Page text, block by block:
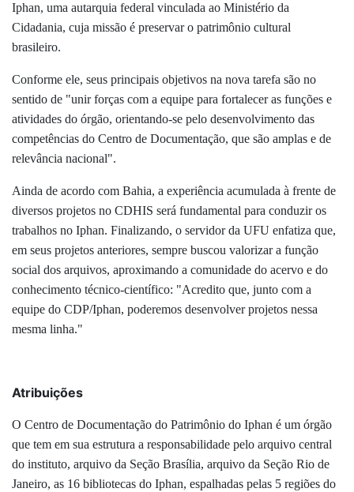
Iphan, uma autarquia federal vinculada ao Ministério da
Cidadania, cuja missão é preservar o patrimônio cultural
brasileiro.
Conforme ele, seus principais objetivos na nova tarefa são no
sentido de "unir forças com a equipe para fortalecer as funções e
atividades do órgão, orientando-se pelo desenvolvimento das
competências do Centro de Documentação, que são amplas e de
relevância nacional".
Ainda de acordo com Bahia, a experiência acumulada à frente de
diversos projetos no CDHIS será fundamental para conduzir os
trabalhos no Iphan. Finalizando, o servidor da UFU enfatiza que,
em seus projetos anteriores, sempre buscou valorizar a função
social dos arquivos, aproximando a comunidade do acervo e do
conhecimento técnico-científico: "Acredito que, junto com a
equipe do CDP/Iphan, poderemos desenvolver projetos nessa
mesma linha."
Atribuições
O Centro de Documentação do Patrimônio do Iphan é um órgão
que tem em sua estrutura a responsabilidade pelo arquivo central
do instituto, arquivo da Seção Brasília, arquivo da Seção Rio de
Janeiro, as 16 bibliotecas do Iphan, espalhadas pelas 5 regiões do